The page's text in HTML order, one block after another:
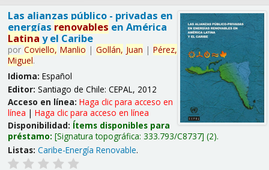
Las alianzas público - privadas en
energías renovables en América
Latina y el Caribe
por Coviello, Manlio | Gollán, Juan | Pérez,
Miguel.
Idioma: Español
Editor: Santiago de Chile: CEPAL, 2012
Acceso en línea: Haga clic para acceso en
línea | Haga clic para acceso en línea
Disponibilidad: Ítems disponibles para
préstamo: Signatura topográfica: 333.793/C8737 (2).
Listas: Caribe-Energía Renovable.